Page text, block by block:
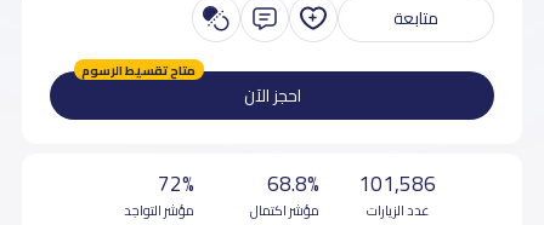
متابعة
احجز الآن
متاح تقسيط الرسوم
101,586
عدد الزيارات
68.8%
مؤشر اكتمال
72%
مؤشر التواجد